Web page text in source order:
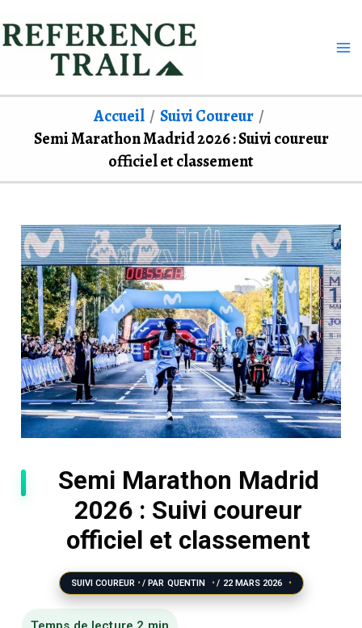
au
Accueil
Suivi Coureur
Semi Marathon Madrid 2026 : Suivi coureur
officiel et classement
Semi Marathon Madrid
2026 : Suivi coureur
officiel et classement
SUIVI COUREUR / PAR QUENTIN / 22 MARS 2026